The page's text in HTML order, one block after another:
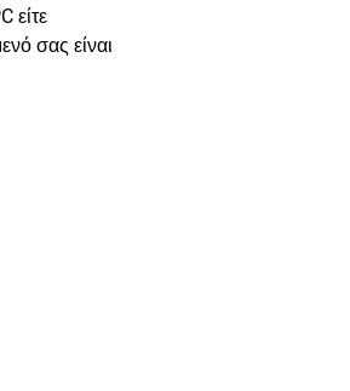
είτε
σας είναι